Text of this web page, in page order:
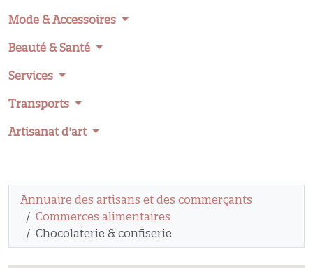
Mode & Accessoires
Beauté & Santé
Services
Transports
Artisanat d'art
Annuaire des artisans et des commerçants
Commerces alimentaires
Chocolaterie & confiserie